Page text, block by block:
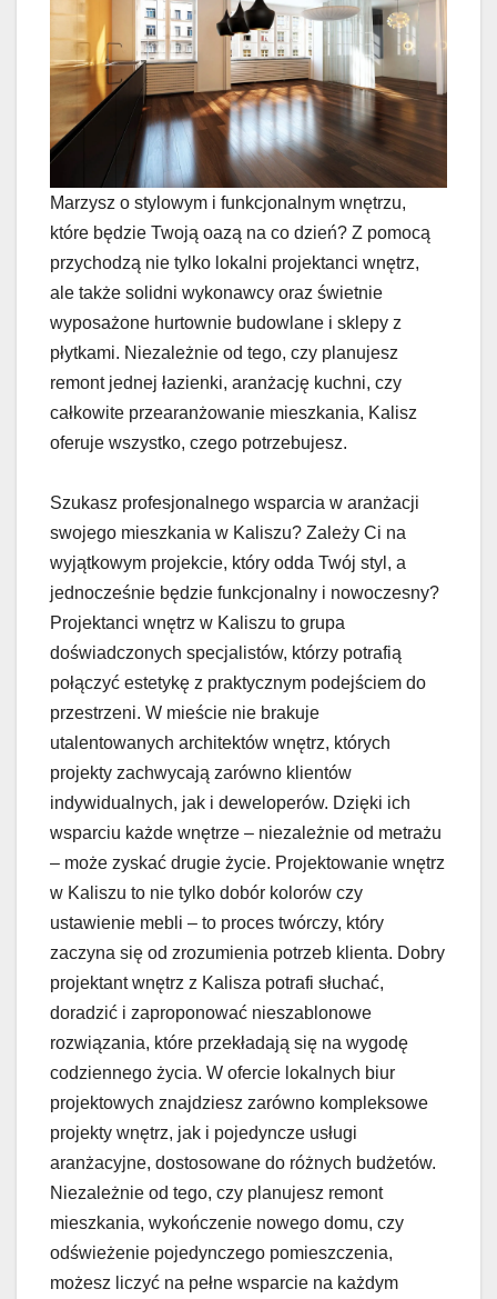
Marzysz o stylowym i funkcjonalnym wnętrzu,
które będzie Twoją oazą na co dzień? Z pomocą
przychodzą nie tylko lokalni projektanci wnętrz,
ale także solidni wykonawcy oraz świetnie
wyposażone hurtownie budowlane i sklepy z
płytkami. Niezależnie od tego, czy planujesz
remont jednej łazienki, aranżację kuchni, czy
całkowite przearanżowanie mieszkania, Kalisz
oferuje wszystko, czego potrzebujesz.
Szukasz profesjonalnego wsparcia w aranżacji
swojego mieszkania w Kaliszu? Zależy Ci na
wyjątkowym projekcie, który odda Twój styl, a
jednocześnie będzie funkcjonalny i nowoczesny?
Projektanci wnętrz w Kaliszu to grupa
doświadczonych specjalistów, którzy potrafią
połączyć estetykę z praktycznym podejściem do
przestrzeni. W mieście nie brakuje
utalentowanych architektów wnętrz, których
projekty zachwycają zarówno klientów
indywidualnych, jak i deweloperów. Dzięki ich
wsparciu każde wnętrze – niezależnie od metrażu
– może zyskać drugie życie. Projektowanie wnętrz
w Kaliszu to nie tylko dobór kolorów czy
ustawienie mebli – to proces twórczy, który
zaczyna się od zrozumienia potrzeb klienta. Dobry
projektant wnętrz z Kalisza potrafi słuchać,
doradzić i zaproponować nieszablonowe
rozwiązania, które przekładają się na wygodę
codziennego życia. W ofercie lokalnych biur
projektowych znajdziesz zarówno kompleksowe
projekty wnętrz, jak i pojedyncze usługi
aranżacyjne, dostosowane do różnych budżetów.
Niezależnie od tego, czy planujesz remont
mieszkania, wykończenie nowego domu, czy
odświeżenie pojedynczego pomieszczenia,
możesz liczyć na pełne wsparcie na każdym